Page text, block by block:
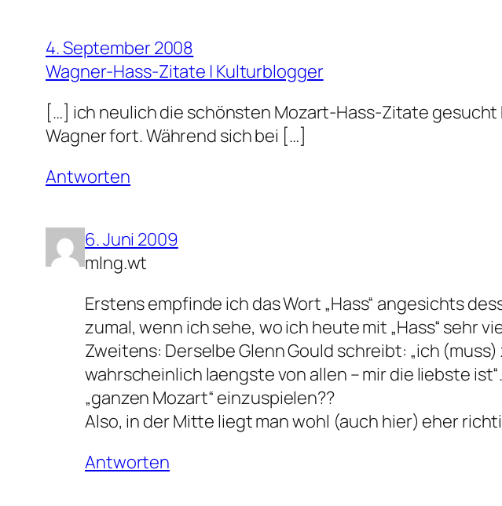
4. September 2008
Wagner-Hass-Zitate | Kulturblogger
[…] ich neulich die schönsten Mozart-Hass-Zitate
Wagner fort. Während sich bei […]
Antworten
6. Juni 2009
mlng.wt
Erstens empfinde ich das Wort „Hass“ angesichts
zumal, wenn ich sehe, wo ich heute mit „Hass“ sehr
Zweitens: Derselbe Glenn Gould schreibt: „ich
wahrscheinlich laengste von allen – mir die liebste
„ganzen Mozart“ einzuspielen??
Also, in der Mitte liegt man wohl (auch hier) eher
Antworten